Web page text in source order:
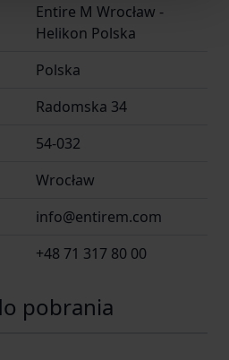
Entire M Wrocław -
Helikon Polska
Polska
Radomska 34
54-032
Wrocław
info@entirem.com
+48 71 317 80 00
pobrania